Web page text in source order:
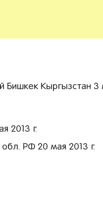
Бишкек Кыргызстан 3
2013 г.
РФ 20 мая 2013 г.